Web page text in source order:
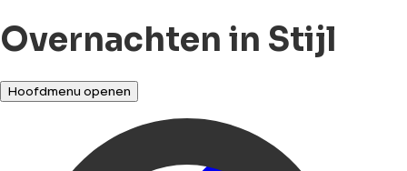
Overnachten in Stijl
Hoofdmenu openen